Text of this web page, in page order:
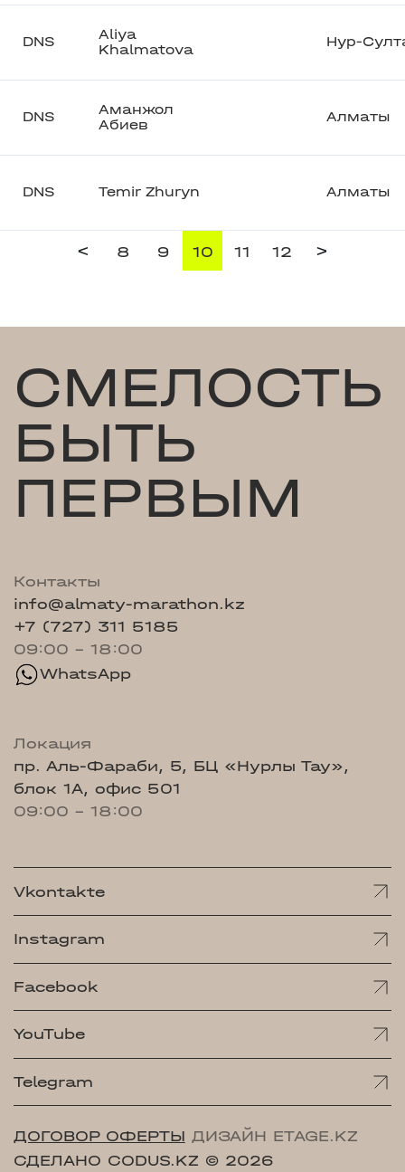
DNS
Aliya
Khalmatova
Нур-
DNS
Аманжол
Абиев
Алматы
DNS Temir Zhuryn Алматы
< 8 9 10 11 12 >
СМЕЛОСТЬ
БЫТЬ
ПЕРВЫМ
Контакты
info@almaty-marathon.kz
+7 (727) 311 5185
09:00 - 18:00
WhatsApp
Локация
пр. Аль-Фараби, 5, БЦ «Нурлы Тау»,
блок 1А, офис 501
09:00 - 18:00
Vkontakte
Instagram
Facebook
YouTube
Telegram
ДОГОВОР ОФЕРТЫ ДИЗАЙН ETAGE.KZ
СДЕЛАНО CODUS.KZ © 2026